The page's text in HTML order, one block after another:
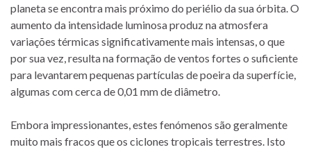
planeta se encontra mais próximo do periélio da sua órbita. O
aumento da intensidade luminosa produz na atmosfera
variações térmicas significativamente mais intensas, o que
por sua vez, resulta na formação de ventos fortes o suficiente
para levantarem pequenas partículas de poeira da superfície,
algumas com cerca de 0,01 mm de diâmetro.
Embora impressionantes, estes fenómenos são geralmente
muito mais fracos que os ciclones tropicais terrestres. Isto